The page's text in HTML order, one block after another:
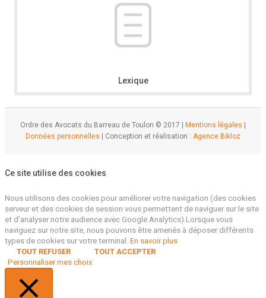
Lexique
Ordre des Avocats du Barreau de Toulon © 2017 | Mentions légales
Données personnelles | Conception et réalisation : Agence Bikloz
Ce site utilise des cookies
Nous utilisons des cookies pour améliorer votre navigation (des cookies
serveur et des cookies de session vous permettent de naviguer sur le site
et d’analyser notre audience avec Google Analytics).Lorsque vous
naviguez sur notre site, nous pouvons être amenés à déposer différents
types de cookies sur votre terminal. En savoir plus
TOUT REFUSER
TOUT ACCEPTER
Personnaliser mes choix